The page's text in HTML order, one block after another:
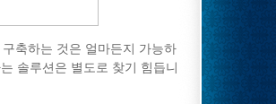
축하는 것은 얼마든지 가능하
솔루션은 별도로 찾기 힘듭니